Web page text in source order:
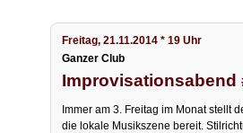
Freitag, 21.11.2014 * 19 Uhr
Ganzer Club
Improvisationsabend
Immer am 3. Freitag im Monat stellt
die lokale Musikszene bereit.